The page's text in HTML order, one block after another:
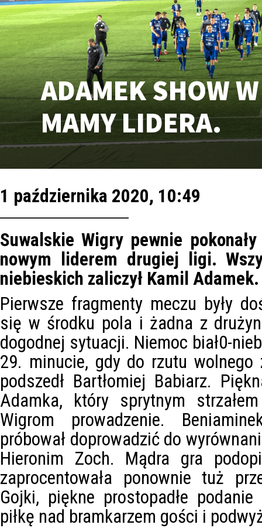
ADAMEK SHOW
MAMY LIDERA.
1 października 2020, 10:49
Suwalskie Wigry pewnie
nowym liderem drugiej ligi.
niebieskich zaliczył Kamil Adamek.
Pierwsze fragmenty meczu były
się w środku pola i żadna z
dogodnej sytuacji. Niemoc biał0-
29. minucie, gdy do rzutu
podszedł Bartłomiej Babiarz.
Adamka, który sprytnym
Wigrom prowadzenie.
próbował doprowadzić do
Hieronim Zoch. Mądra gra
zaprocentowała ponownie tuż
Gojki, piękne prostopadłe
piłkę nad bramkarzem gości i